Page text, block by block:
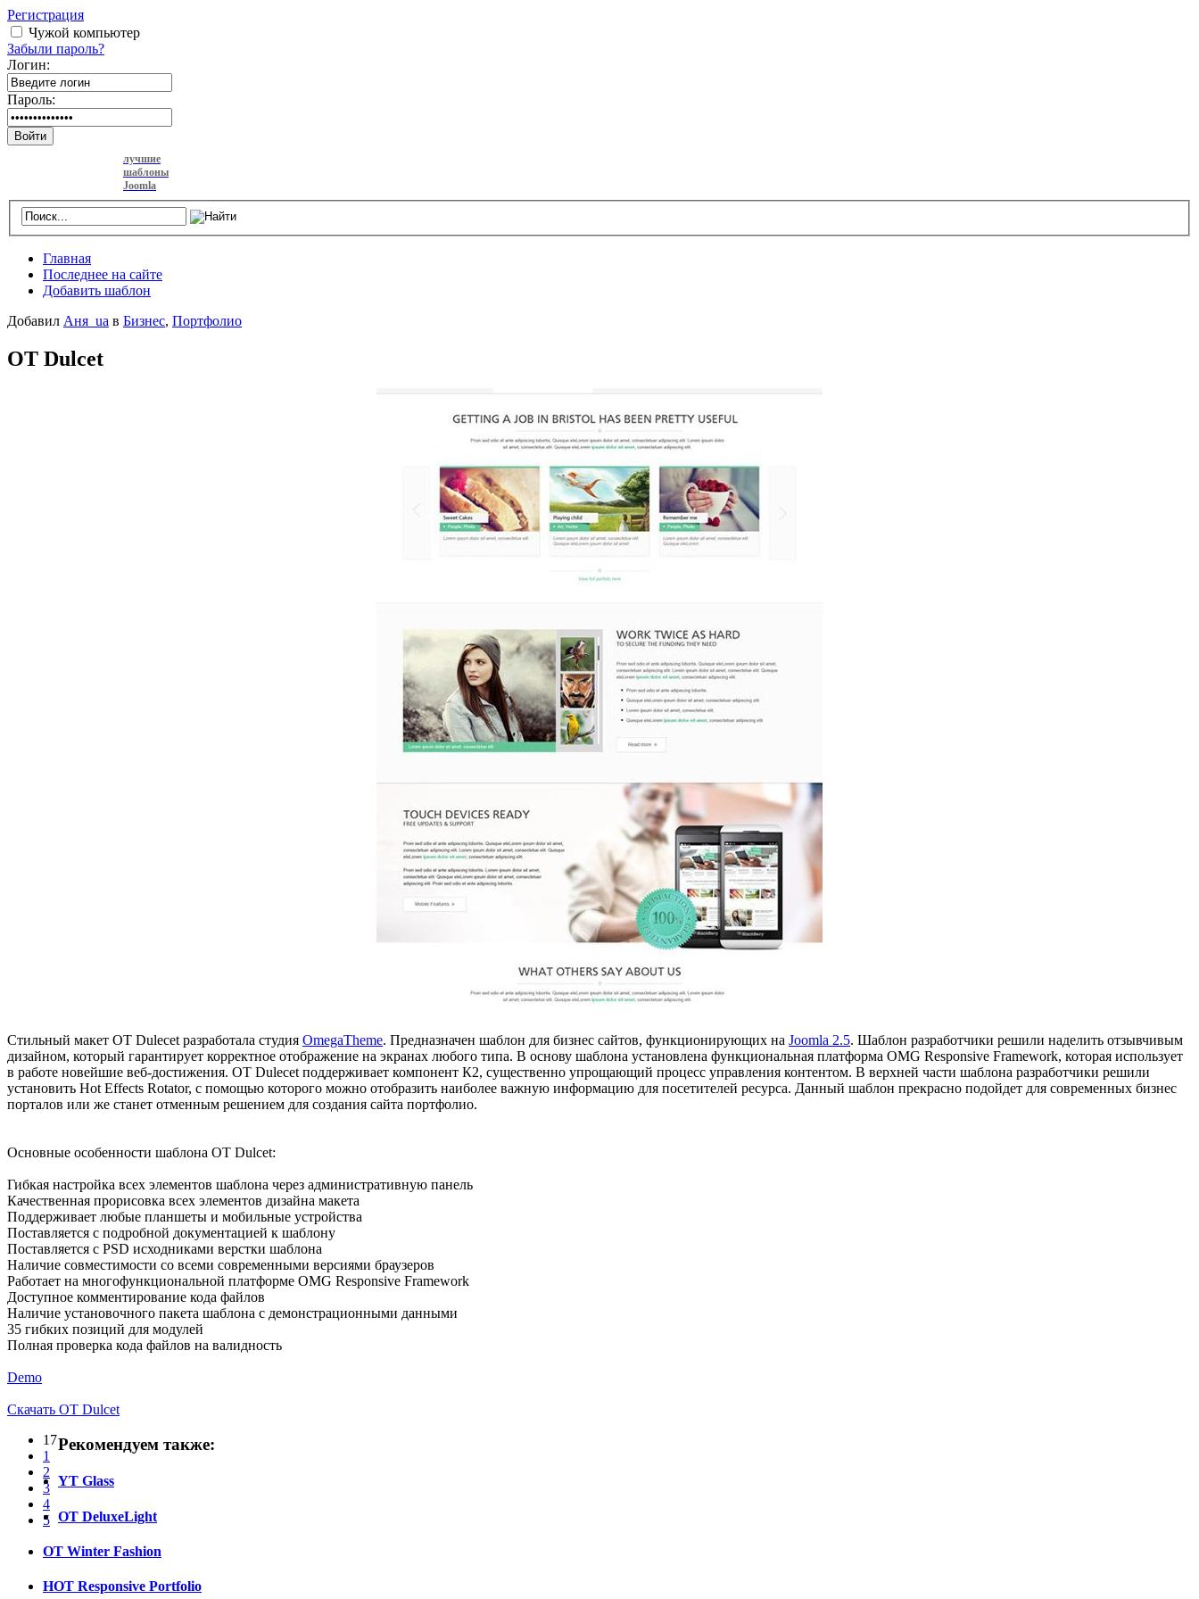
Регистрация
Чужой компьютер
Забыли пароль?
Логин:
Пароль:
Войти
лучшие
шаблоны
Joomla
Главная
Последнее на сайте
Добавить шаблон
Добавил Аня_ua в Бизнес, Портфолио
OT Dulcet
Стильный макет OT Dulecet разработала студия OmegaTheme. Предназначен шаблон для бизнес сайтов, функционирующих на Joomla 2.5. Шаблон разработчики решили наделить отзывчивым
дизайном, который гарантирует корректное отображение на экранах любого типа. В основу шаблона установлена функциональная платформа OMG Responsive Framework, которая использует
в работе новейшие веб-достижения. OT Dulecet поддерживает компонент К2, существенно упрощающий процесс управления контентом. В верхней части шаблона разработчики решили
установить Hot Effects Rotator, с помощью которого можно отобразить наиболее важную информацию для посетителей ресурса. Данный шаблон прекрасно подойдет для современных бизнес
порталов или же станет отменным решением для создания сайта портфолио.
Основные особенности шаблона OT Dulcet:
Гибкая настройка всех элементов шаблона через административную панель
Качественная прорисовка всех элементов дизайна макета
Поддерживает любые планшеты и мобильные устройства
Поставляется с подробной документацией к шаблону
Поставляется с PSD исходниками верстки шаблона
Наличие совместимости со всеми современными версиями браузеров
Работает на многофункциональной платформе OMG Responsive Framework
Доступное комментирование кода файлов
Наличие установочного пакета шаблона с демонстрационными данными
35 гибких позиций для модулей
Полная проверка кода файлов на валидность
Demo
Скачать OT Dulcet
17
1
2
3
4
5
Рекомендуем также:
YT Glass
OT DeluxeLight
OT Winter Fashion
HOT Responsive Portfolio